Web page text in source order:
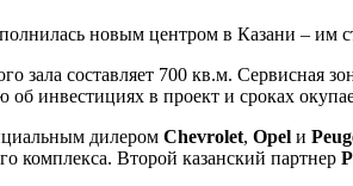
новым центром в Казани – им
зала составляет 700 кв.м. Сервисная
инвестициях в проект и сроках
дилером Chevrolet, Opel и
комплекса. Второй казанский партнер